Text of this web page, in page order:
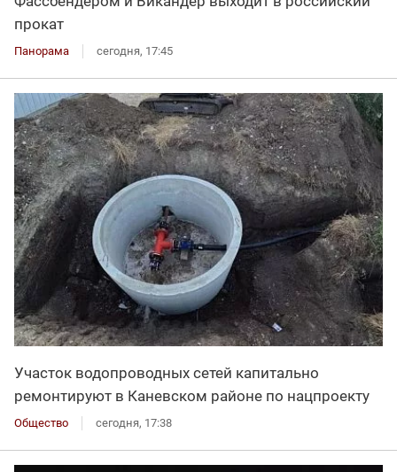
прокат
Панорама сегодня, 17:45
Участок водопроводных сетей капитально
ремонтируют в Каневском районе по нацпроекту
Общество сегодня, 17:38